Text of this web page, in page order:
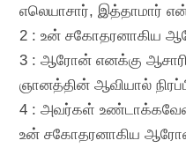
எலெயாசார், இத்தாமார்
2 : உன் சகோதரனாகிய
3 : ஆரோன் எனக்கு
ஞானத்தின் ஆவியால்
4 : அவர்கள்
உன் சகோதரனாகிய ஆரோன்